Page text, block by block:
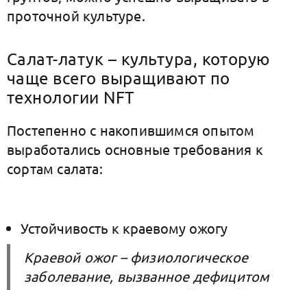
проточной культуре.
Салат-латук – культура, которую
чаще всего выращивают по
технологии NFT
Постепенно с накопившимся опытом
выработались основные требования к
сортам салата:
Устойчивость к краевому ожогу
Краевой ожог – физиологическое
заболевание, вызванное дефицитом